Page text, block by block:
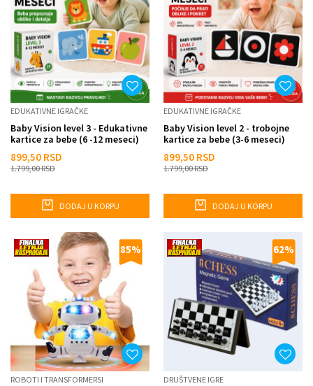
EDUKATIVNE IGRAČKE
Baby Vision level 3 - Edukativne
kartice za bebe (6 -12 meseci)
899,50 RSD
1.799,00RSD
DODAJ U KORPU
EDUKATIVNE IGRAČKE
Baby Vision level 2 - trobojne
kartice za bebe (3-6 meseci)
899,50 RSD
1.799,00RSD
DODAJ U KORPU
85%
ROBOTI I TRANSFORMERSI
62%
DRUŠTVENE IGRE